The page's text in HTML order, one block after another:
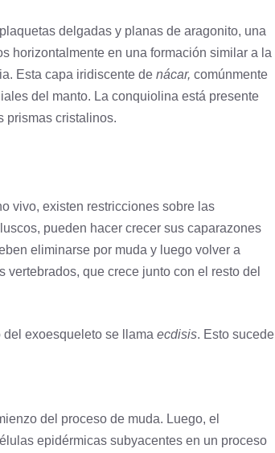
delgadas y planas de aragonito, una
horizontalmente en una formación similar a la
Esta capa iridiscente de nácar, comúnmente
del manto. La conquiolina está presente
prismas cristalinos.
vivo, existen restricciones sobre las
pueden hacer crecer sus caparazones
eliminarse por muda y luego volver a
que crece junto con el resto del
exoesqueleto se llama ecdisis. Esto sucede
del proceso de muda. Luego, el
epidérmicas subyacentes en un proceso